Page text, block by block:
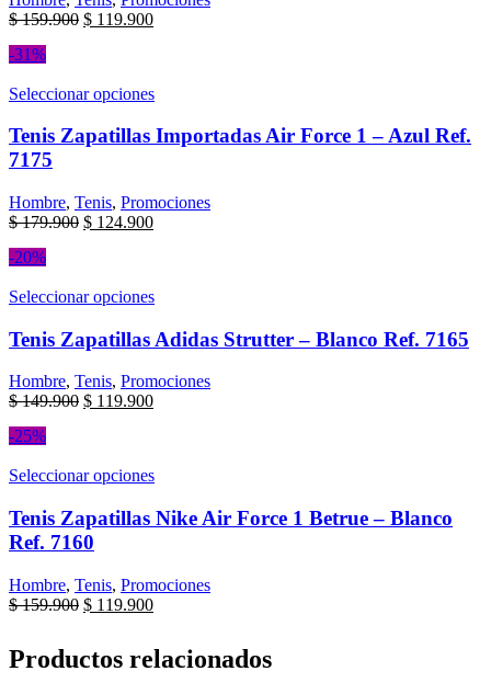
$159.900 $ 119.900
-31%
Seleccionar opciones
Tenis Zapatillas Importadas Air Force 1 – Azul Ref.
7175
Hombre, Tenis, Promociones
$179.900 $ 124.900
-20%
Seleccionar opciones
Tenis Zapatillas Adidas Strutter – Blanco Ref. 7165
Hombre, Tenis, Promociones
$149.900 $ 119.900
-25%
Seleccionar opciones
Tenis Zapatillas Nike Air Force 1 Betrue – Blanco
Ref. 7160
Hombre, Tenis, Promociones
$159.900 $ 119.900
Productos relacionados